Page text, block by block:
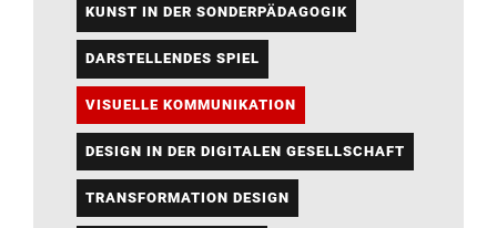
KUNST IN DER SONDERPÄDAGOGIK
DARSTELLENDES SPIEL
VISUELLE KOMMUNIKATION
DESIGN IN DER DIGITALEN GESELLSCHAFT
TRANSFORMATION DESIGN